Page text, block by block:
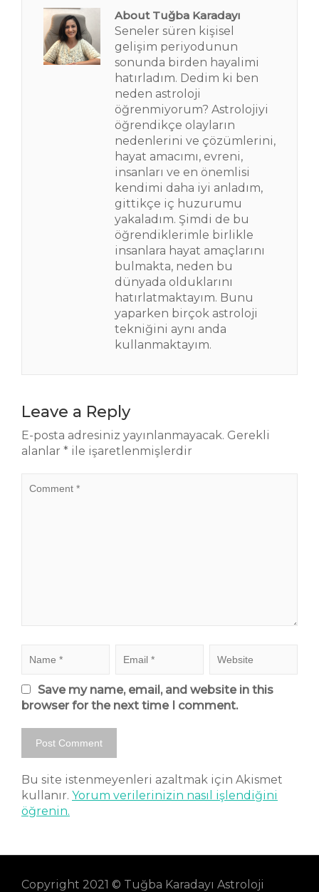
About Tuğba Karadayı
Seneler süren kişisel
gelişim periyodunun
sonunda birden hayalimi
hatırladım. Dedim ki ben
neden astroloji
öğrenmiyorum? Astrolojiyi
öğrendikçe olayların
nedenlerini ve çözümlerini,
hayat amacımı, evreni,
insanları ve en önemlisi
kendimi daha iyi anladım,
gittikçe iç huzurumu
yakaladım. Şimdi de bu
öğrendiklerimle birlikle
insanlara hayat amaçlarını
bulmakta, neden bu
dünyada olduklarını
hatırlatmaktayım. Bunu
yaparken birçok astroloji
tekniğini aynı anda
kullanmaktayım.
Leave a Reply
E-posta adresiniz yayınlanmayacak. Gerekli
alanlar * ile işaretlenmişlerdir
Save my name, email, and website in this
browser for the next time I comment.
Bu site istenmeyenleri azaltmak için Akismet
kullanır. Yorum verilerinizin nasıl işlendiğini
öğrenin.
Copyright 2021 © Tuğba Karadayı Astroloji